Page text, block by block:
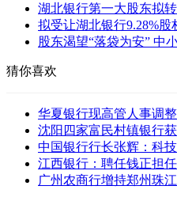
湖北银行第一大股东拟
拟受让湖北银行9.28%
股东渴望“落袋为安” 中
猜你喜欢
华夏银行现高管人事调
沈阳四家富民村镇银行
中国银行行长张辉：科
江西银行：聘任钱正担
广州农商行增持郑州珠